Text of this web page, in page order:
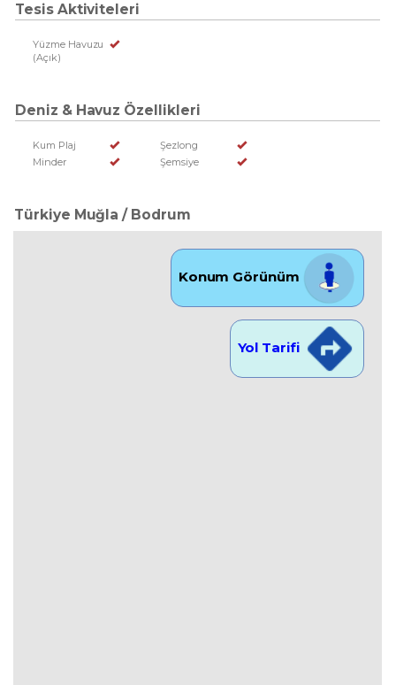
Tesis Aktiviteleri
Yüzme Havuzu
(Açık)
Deniz & Havuz Özellikleri
Kum Plaj
Şezlong
Minder
Şemsiye
Türkiye Muğla / Bodrum
Konum Görünüm
Yol Tarifi